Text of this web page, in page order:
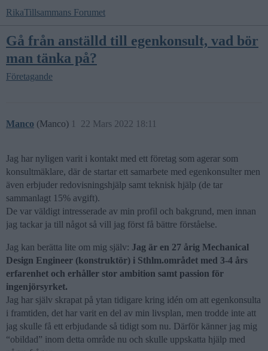
RikaTillsammans Forumet
Gå från anställd till egenkonsult, vad bör
man tänka på?
Företagande
Manco (Manco) 22 Mars 2022 18:11
1
Jag har nyligen varit i kontakt med ett företag som agerar som
konsultmäklare, där de startar ett samarbete med egenkonsulter men
även erbjuder redovisningshjälp samt teknisk hjälp (de tar
sammanlagt 15% avgift).
De var väldigt intresserade av min profil och bakgrund, men innan
jag tackar ja till något så vill jag först få bättre förståelse.
Jag kan berätta lite om mig själv: Jag är en 27 årig Mechanical
Design Engineer (konstruktör) i Sthlm.området med 3-4 års
erfarenhet och erhåller stor ambition samt passion för
ingenjörsyrket.
Jag har själv skrapat på ytan tidigare kring idén om att egenkonsulta
i framtiden, det har varit en del av min livsplan, men trodde inte att
jag skulle få ett erbjudande så tidigt som nu. Därför känner jag mig
“obildad” inom detta område nu och skulle uppskatta hjälp med